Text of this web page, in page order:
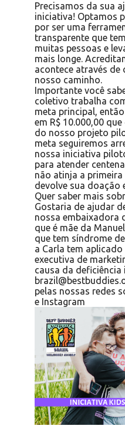
Precisamos da sua
iniciativa! Optamos
por ser uma
transparente que
muitas pessoas e
mais longe.
acontece através de
nosso caminho.
Importante você
coletivo trabalha
meta principal,
em R$ 10.000,00
do nosso projeto
meta seguiremos
nossa iniciativa
para atender
não atinja a
devolve sua doação
Quer saber mais
Gostaria de ajudar
nossa embaixadora
que é mãe da
que tem síndrome
a Carla tem
executiva de
causa da deficiência
pelas nossas redes
e Instagram